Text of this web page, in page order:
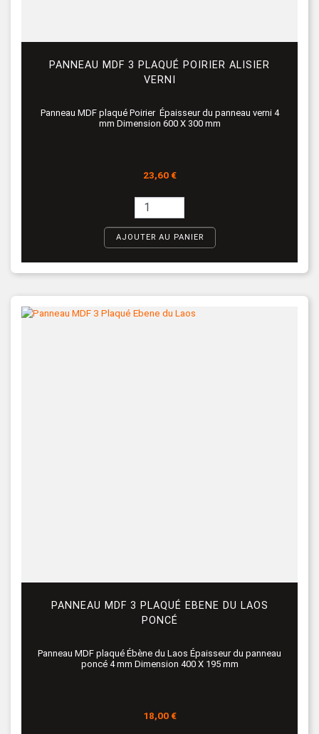
PANNEAU MDF 3 PLAQUÉ POIRIER ALISIER
VERNI
Panneau MDF plaqué Poirier Épaisseur du panneau verni 4
mm Dimension 600 X 300 mm
Prix
23,60 €
AJOUTER AU PANIER
PANNEAU MDF 3 PLAQUÉ EBENE DU LAOS
PONCÉ
Panneau MDF plaqué Ébène du Laos Épaisseur du panneau
poncé 4 mm Dimension 400 X 195 mm
Prix
18,00 €